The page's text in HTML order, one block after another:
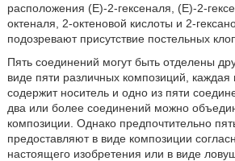
расположения (Е)-2-гексеналя, (Е)-2-
октеналя, 2-октеновой кислоты и 2-
подозревают присутствие постельных
Пять соединений могут быть отделены
виде пяти различных композиций, каждая
содержит носитель и одно из пяти
два или более соединений можно
композиции. Однако предпочтительно
предоставляют в виде композиции
настоящего изобретения или в виде